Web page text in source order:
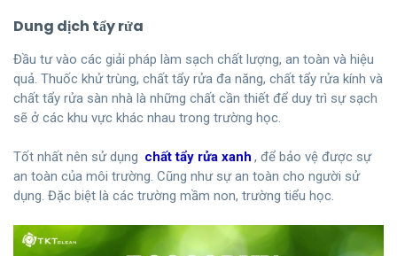
Dung dịch tẩy rửa
Đầu tư vào các giải pháp làm sạch chất lượng, an toàn và hiệu
quả. Thuốc khử trùng, chất tẩy rửa đa năng, chất tẩy rửa kính và
chất tẩy rửa sàn nhà là những chất cần thiết để duy trì sự sạch
sẽ ở các khu vực khác nhau trong trường học.
Tốt nhất nên sử dụng chất tẩy rửa xanh , để bảo vệ được sự
an toàn của môi trường. Cũng như sự an toàn cho người sử
dụng. Đặc biệt là các trường mầm non, trường tiểu học.